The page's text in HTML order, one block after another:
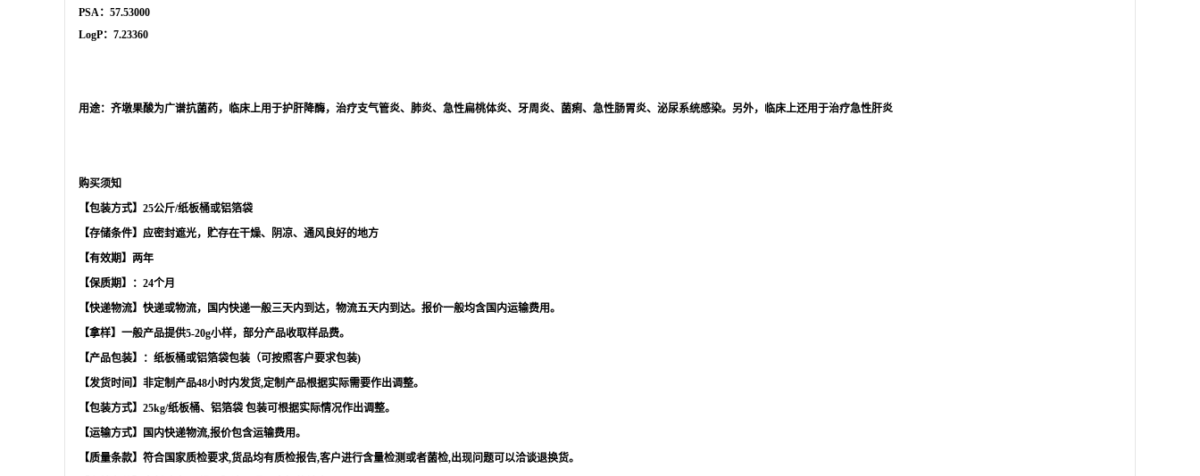
PSA：57.53000
LogP：7.23360
用途：齐墩果酸为广谱抗菌药，临床上用于护肝降酶，治疗支气管炎、肺炎、急性扁桃体炎、牙周炎、菌痢、急性肠胃炎、泌尿系统感染。另外，临床上还用于治疗急性肝炎
购买须知
【包装方式】25公斤/纸板桶或铝箔袋
【存储条件】应密封遮光，贮存在干燥、阴凉、通风良好的地方
【有效期】两年
【保质期】：24个月
【快递物流】快递或物流，国内快递一般三天内到达，物流五天内到达。报价一般均含国内运输费用。
【拿样】一般产品提供5-20g小样，部分产品收取样品费。
【产品包装】：纸板桶或铝箔袋包装（可按照客户要求包装)
【发货时间】非定制产品48小时内发货,定制产品根据实际需要作出调整。
【包装方式】25kg/纸板桶、铝箔袋 包装可根据实际情况作出调整。
【运输方式】国内快递物流,报价包含运输费用。
【质量条款】符合国家质检要求,货品均有质检报告,客户进行含量检测或者菌检,出现问题可以洽谈退换货。